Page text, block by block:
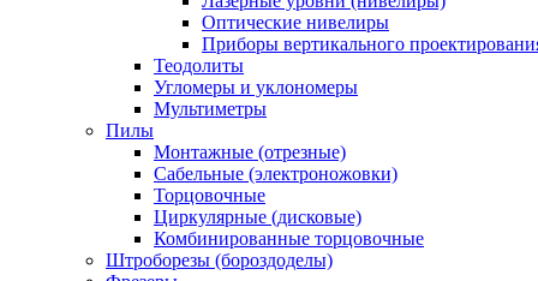
Оптические нивелиры
Приборы вертикального
Теодолиты
Угломеры и уклономеры
Мультиметры
Пилы
Монтажные (отрезные)
Сабельные (электроножовки)
Торцовочные
Циркулярные (дисковые)
Комбинированные торцовочные
Штроборезы (бороздоделы)